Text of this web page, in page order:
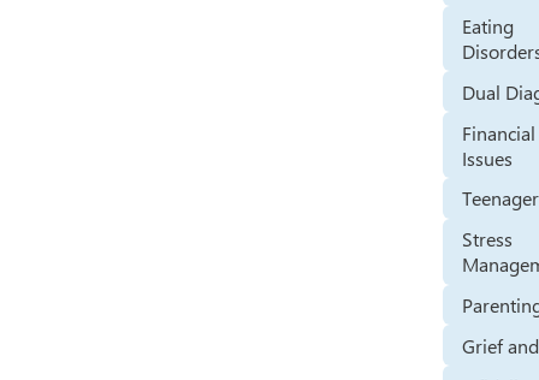
Eating
Dual
Financial
Issues
Stress
Grief